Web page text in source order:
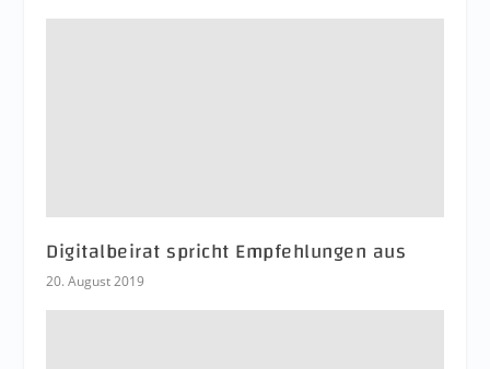
Digitalbeirat spricht Empfehlungen aus
20. August 2019